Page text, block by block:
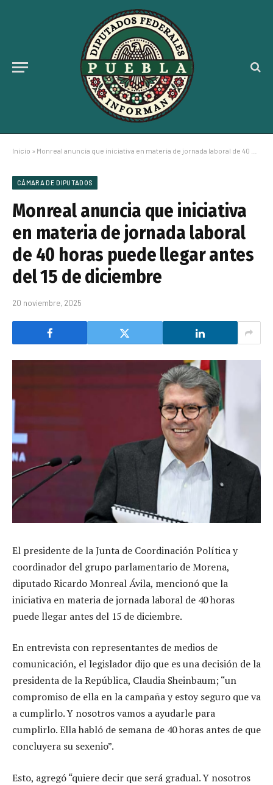
Inicio » Monreal anuncia que iniciativa en materia de jornada laboral de 40 horas puede llegar antes del 15 de diciembre
CÁMARA DE DIPUTADOS
Monreal anuncia que iniciativa
en materia de jornada laboral
de 40 horas puede llegar antes
del 15 de diciembre
20 noviembre, 2025
El presidente de la Junta de Coordinación Política y
coordinador del grupo parlamentario de Morena,
diputado Ricardo Monreal Ávila, mencionó que la
iniciativa en materia de jornada laboral de 40 horas
puede llegar antes del 15 de diciembre.
En entrevista con representantes de medios de
comunicación, el legislador dijo que es una decisión de la
presidenta de la República, Claudia Sheinbaum; “un
compromiso de ella en la campaña y estoy seguro que va
a cumplirlo. Y nosotros vamos a ayudarle para
cumplirlo. Ella habló de semana de 40 horas antes de que
concluyera su sexenio”.
Esto, agregó “quiere decir que será gradual. Y nosotros